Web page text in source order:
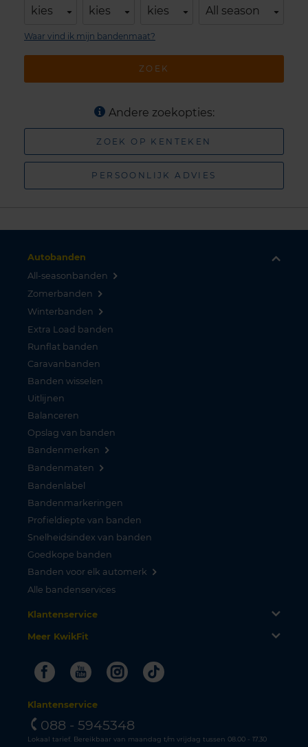
kies kies kies All season
ZOEK
Waar vind ik mijn bandenmaat?
Andere zoekopties:
ZOEK OP KENTEKEN
PERSOONLIJK ADVIES
Autobanden
All-seasonbanden
Zomerbanden
Winterbanden
Extra Load banden
Runflat banden
Caravanbanden
Banden wisselen
Uitlijnen
Balanceren
Opslag van banden
Bandenmerken
Bandenmaten
Bandenlabel
Bandenmarkeringen
Profieldiepte van banden
Snelheidsindex van banden
Goedkope banden
Banden voor elk automerk
Alle bandenservices
Klantenservice
Meer KwikFit
FacebookYoutubeInstagram
Tiktok
Klantenservice
088 - 5945348
Lokaal tarief. Bereikbaar van maandag t/m vrijdag tussen 08.00 - 17.30